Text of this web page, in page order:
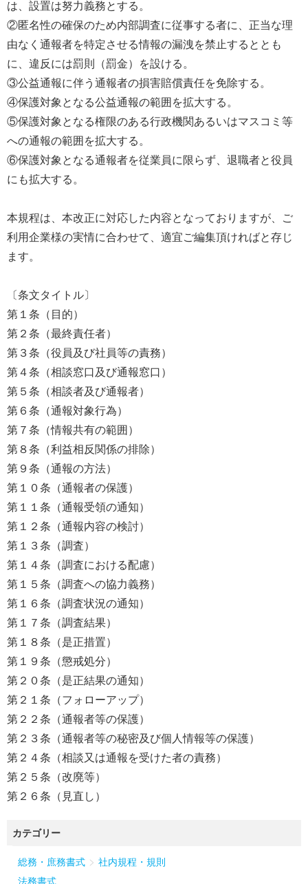
は、設置は努力義務とする。
②匿名性の確保のため内部調査に従事する者に、正当な理
由なく通報者を特定させる情報の漏洩を禁止するととも
に、違反には罰則（罰金）を設ける。
③公益通報に伴う通報者の損害賠償責任を免除する。
④保護対象となる公益通報の範囲を拡大する。
⑤保護対象となる権限のある行政機関あるいはマスコミ等
への通報の範囲を拡大する。
⑥保護対象となる通報者を従業員に限らず、退職者と役員
にも拡大する。
本規程は、本改正に対応した内容となっておりますが、ご
利用企業様の実情に合わせて、適宜ご編集頂ければと存じ
ます。
〔条文タイトル〕
第１条（目的）
第２条（最終責任者）
第３条（役員及び社員等の責務）
第４条（相談窓口及び通報窓口）
第５条（相談者及び通報者）
第６条（通報対象行為）
第７条（情報共有の範囲）
第８条（利益相反関係の排除）
第９条（通報の方法）
第１０条（通報者の保護）
第１１条（通報受領の通知）
第１２条（通報内容の検討）
第１３条（調査）
第１４条（調査における配慮）
第１５条（調査への協力義務）
第１６条（調査状況の通知）
第１７条（調査結果）
第１８条（是正措置）
第１９条（懲戒処分）
第２０条（是正結果の通知）
第２１条（フォローアップ）
第２２条（通報者等の保護）
第２３条（通報者等の秘密及び個人情報等の保護）
第２４条（相談又は通報を受けた者の責務）
第２５条（改廃等）
第２６条（見直し）
カテゴリー
総務・庶務書式 > 社内規程・規則
法務書式